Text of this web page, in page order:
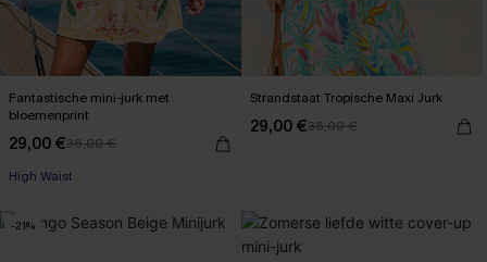
Fantastische mini-jurk met
bloemenprint
29,00 €36,00 €
High Waist
Strandstaat Tropische Maxi Jurk
29,00 €36,00 €
-21%